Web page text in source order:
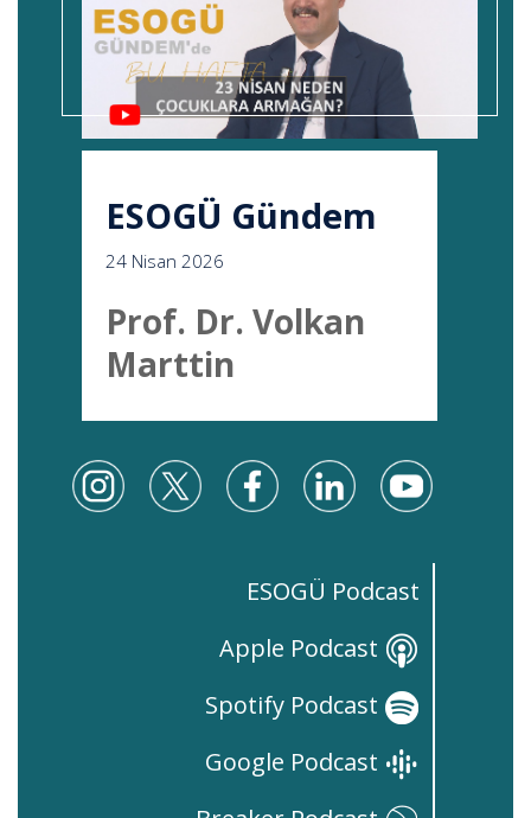
ESOGÜ Gündem
24 Nisan 2026
Prof. Dr. Volkan
Marttin
ESOGÜ Podcast
Apple Podcast
Spotify Podcast
Google Podcast